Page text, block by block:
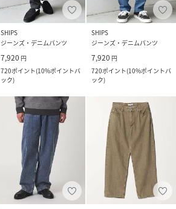
SHIPS
ジーンズ・デニムパンツ
7,920 円
720ポイント(10%ポイントバ
ック)
SHIPS
ジーンズ・デニムパンツ
7,920 円
720ポイント(10%ポイントバ
ック)